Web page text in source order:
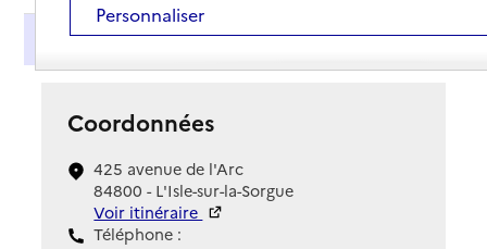
Présentation
Coordonnées
425 avenue de l'Arc
84800 - L'Isle-sur-la-Sorgue
Voir itinéraire
Téléphone :
Personnaliser